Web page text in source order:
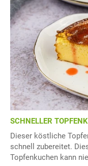
SCHNELLER
Dieser köstliche
schnell zubereitet.
Topfenkuchen kann